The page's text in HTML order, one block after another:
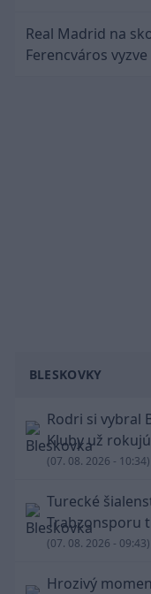
Real Madrid na
Ferencváros
BLESKOVKY
Rodri si vybral
Kluby už
(07. 08. 2026 - 10:34)
Turecké
Trabzonsporu
(07. 08. 2026 - 09:43)
Hrozivý